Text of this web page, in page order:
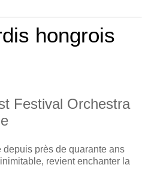
hongrois
Festival Orchestra
depuis près de quarante ans
revient enchanter la